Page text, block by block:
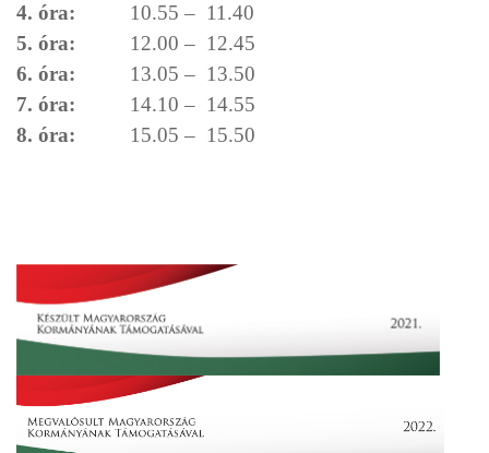
4. óra: 10.55 – 11.40
5. óra: 12.00 – 12.45
6. óra: 13.05 – 13.50
7. óra: 14.10 – 14.55
8. óra: 15.05 – 15.50